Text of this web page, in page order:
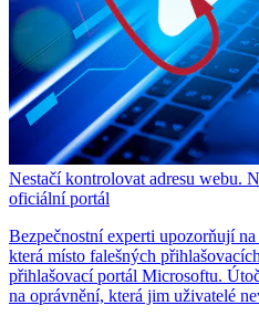
Nestačí kontrolovat adresu webu.
oficiální portál
Bezpečnostní experti upozorňují
která místo falešných
přihlašovací portál Microsoftu.
na oprávnění, která jim uživatelé